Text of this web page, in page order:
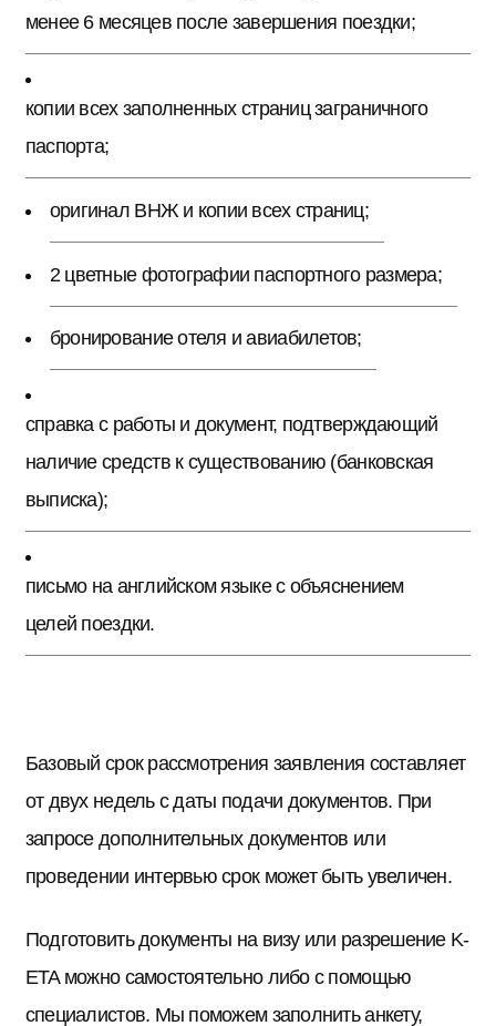
менее 6 месяцев после завершения поездки;
копии всех заполненных страниц заграничного
паспорта;
оригинал ВНЖ и копии всех страниц;
2 цветные фотографии паспортного размера;
бронирование отеля и авиабилетов;
справка с работы и документ, подтверждающий
наличие средств к существованию (банковская
выписка);
письмо на английском языке с объяснением
целей поездки.
Базовый срок рассмотрения заявления составляет
от двух недель с даты подачи документов. При
запросе дополнительных документов или
проведении интервью срок может быть увеличен.
Подготовить документы на визу или разрешение K-
ETA можно самостоятельно либо с помощью
специалистов. Мы поможем заполнить анкету,